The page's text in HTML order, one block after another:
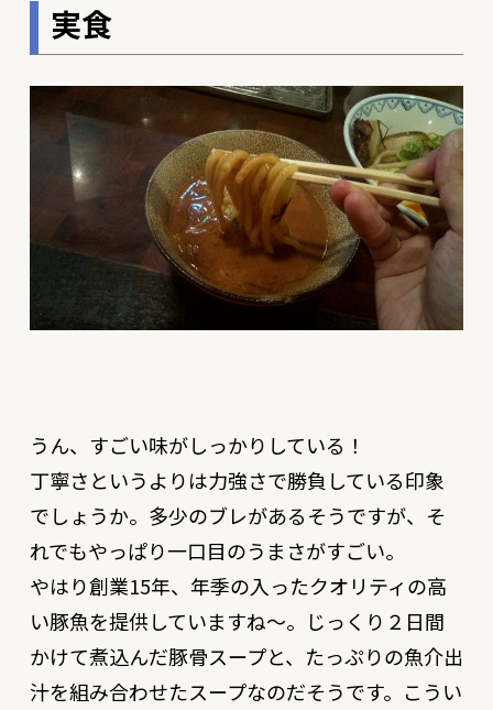
実食
うん、すごい味がしっかりしている！
丁寧さというよりは力強さで勝負している印象
でしょうか。多少のブレがあるそうですが、そ
れでもやっぱり一口目のうまさがすごい。
やはり創業15年、年季の入ったクオリティの高
い豚魚を提供していますね〜。じっくり２日間
かけて煮込んだ豚骨スープと、たっぷりの魚介出
汁を組み合わせたスープなのだそうです。こうい